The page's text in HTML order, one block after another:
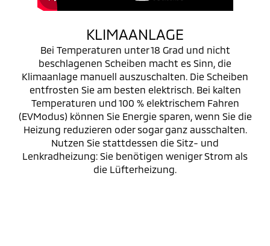
KLIMAANLAGE
Bei Temperaturen unter 18 Grad und nicht
beschlagenen Scheiben macht es Sinn, die
Klimaanlage manuell auszuschalten. Die Scheiben
entfrosten Sie am besten elektrisch. Bei kalten
Temperaturen und 100 % elektrischem Fahren
(EVModus) können Sie Energie sparen, wenn Sie die
Heizung reduzieren oder sogar ganz ausschalten.
Nutzen Sie stattdessen die Sitz- und
Lenkradheizung: Sie benötigen weniger Strom als
die Lüfterheizung.